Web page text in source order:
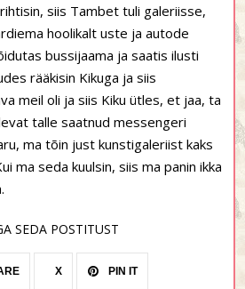
siis Tambet tuli galeriisse,
hoolikalt uste ja autode
bussijaama ja saatis ilusti
rääkisin Kikuga ja siis
meil oli ja siis Kiku ütles, et jaa, ta
talle saatnud messengeri
ma tõin just kunstigaleriist kaks
ma seda kuulsin, siis ma panin ikka
SEDA POSTITUST
X PIN IT